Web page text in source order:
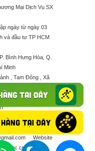
Mại Dịch Vụ SX
ngày từ ngày 03
và đầu tư TP HCM
Bình Hưng Hòa, Q.
Minh
, Tam Đông , Xã
Thới Tam Thôn ,
189 - 082 7158
208 617
Website